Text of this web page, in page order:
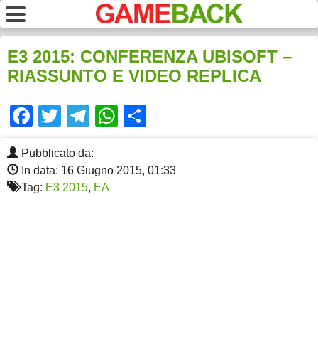
E3 2015: CONFERENZA UBISOFT –
RIASSUNTO E VIDEO REPLICA
Facebook
TwitterTelegram
WhatsApp
Pubblicato da:
In data: 16 Giugno 2015, 01:33
Tag: E3 2015, EA